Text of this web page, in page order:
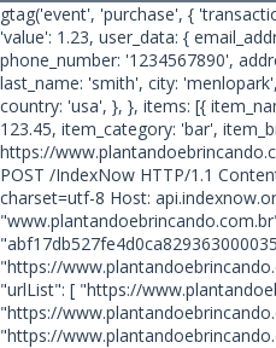
gtag('event', 'purchase', {
'value': 1.23, user_data: {
phone_number: '1234567890',
last_name: 'smith', city:
country: 'usa', }, }, items: [{
123.45, item_category: 'bar',
https://
POST /IndexNow HTTP/1.1
charset=utf-8 Host:
"https://
"urlList": [ "https://
"https://
"https://